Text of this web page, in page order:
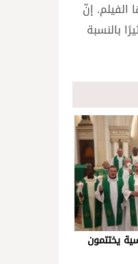
الفيلم. إنّ
بالنسبة
يختتمون